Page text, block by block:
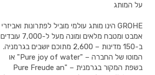
על המותג
GROHE הינו מותג עולמי מוביל לפתרונות ואביזרי
אמבט ומטבח מלאים ומונה מעל ל-7,000 עובדים
ב-150 מדינות – 2,600 מתוכם יושבים בגרמניה.
המוטו של החברה – "Pure joy of water" או
בשפת המקור בגרמנית – "Pure Freude an